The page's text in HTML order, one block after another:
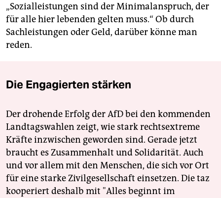
„Sozialleistungen sind der Minimalanspruch, der
für alle hier lebenden gelten muss.“ Ob durch
Sachleistungen oder Geld, darüber könne man
reden.
Die Engagierten stärken
Der drohende Erfolg der AfD bei den kommenden
Landtagswahlen zeigt, wie stark rechtsextreme
Kräfte inzwischen geworden sind. Gerade jetzt
braucht es Zusammenhalt und Solidarität. Auch
und vor allem mit den Menschen, die sich vor Ort
für eine starke Zivilgesellschaft einsetzen. Die taz
kooperiert deshalb mit "Alles beginnt im